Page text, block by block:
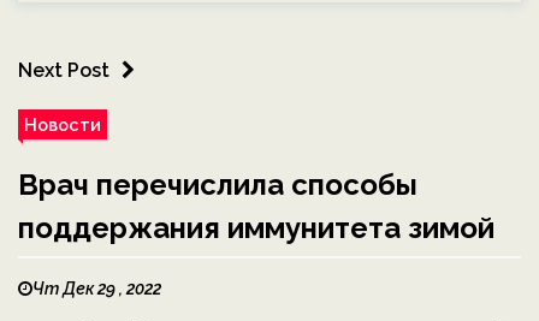
Next Post
Новости
Врач перечислила способы
поддержания иммунитета зимой
Чт Дек 29 , 2022